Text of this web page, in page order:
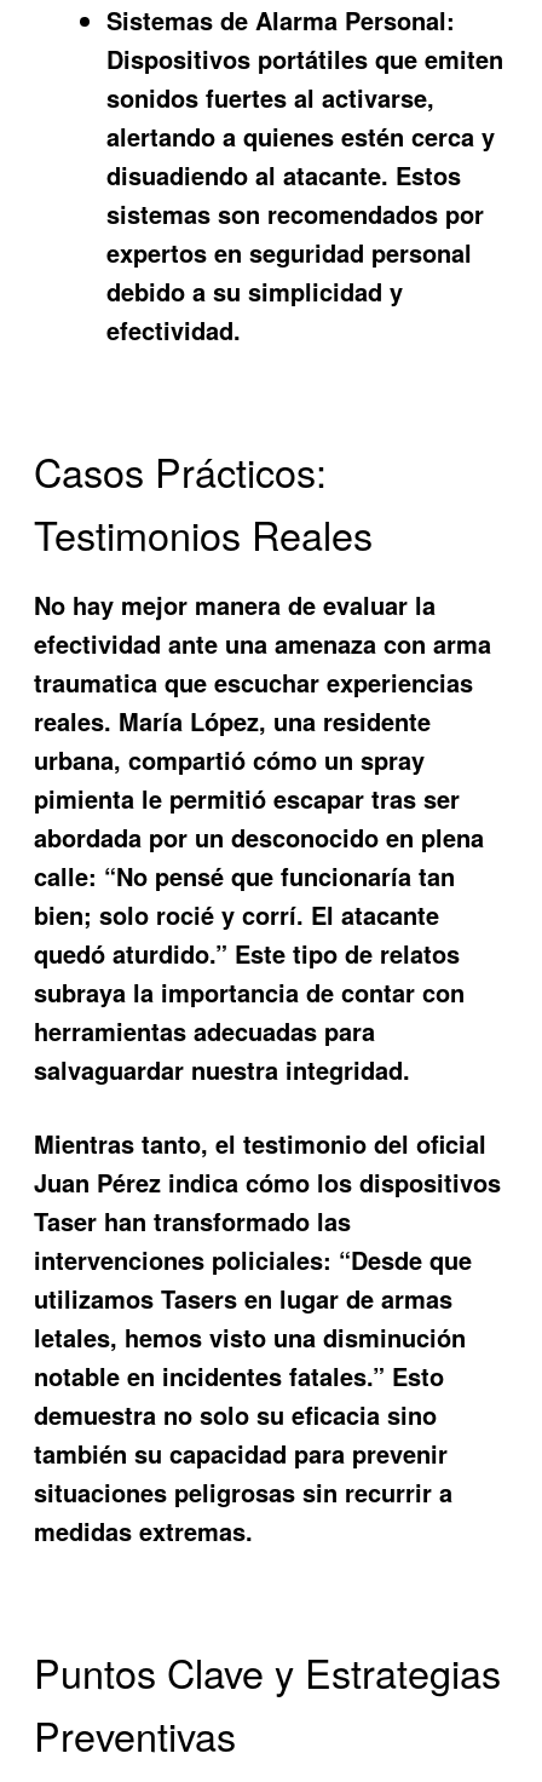
Sistemas de Alarma Personal:
Dispositivos portátiles que emiten
sonidos fuertes al activarse,
alertando a quienes estén cerca y
disuadiendo al atacante. Estos
sistemas son recomendados por
expertos en seguridad personal
debido a su simplicidad y
efectividad.
Casos Prácticos:
Testimonios Reales
No hay mejor manera de evaluar la
efectividad ante unaamenaza con arma
traumatica que escuchar experiencias
reales. María López, una residente
urbana, compartió cómo un spray
pimienta le permitió escapar tras ser
abordada por un desconocido en plena
calle: “No pensé que funcionaría tan
bien; solo rocié y corrí. El atacante
quedó aturdido.” Este tipo de relatos
subraya la importancia de contar con
herramientas adecuadas para
salvaguardar nuestra integridad.
Mientras tanto, el testimonio del oficial
Juan Pérez indica cómo los dispositivos
Taser han transformado las
intervenciones policiales: “Desde que
utilizamos Tasers en lugar de armas
letales, hemos visto una disminución
notable en incidentes fatales.” Esto
demuestra no solo su eficacia sino
también su capacidad para prevenir
situaciones peligrosas sin recurrir a
medidas extremas.
Puntos Clave y Estrategias
Preventivas